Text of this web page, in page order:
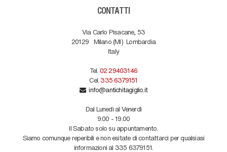
CONTATTI
Via Carlo Pisacane, 53
20129 Milano (MI) Lombardia
Italy
Tel. 02 29403146
Cel. 335 6379151
info@antichitagiglio.it
Dal Lunedì al Venerdì
9.00 - 19.00
Il Sabato solo su appuntamento.
Siamo comunque reperibili e non esitate di contattarci per qualsiasi
informazioni al 335 6379151.